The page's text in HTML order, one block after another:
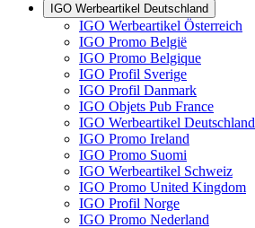
IGO Werbeartikel Deutschland
IGO Werbeartikel Österreich
IGO Promo België
IGO Promo Belgique
IGO Profil Sverige
IGO Profil Danmark
IGO Objets Pub France
IGO Werbeartikel Deutschland
IGO Promo Ireland
IGO Promo Suomi
IGO Werbeartikel Schweiz
IGO Promo United Kingdom
IGO Profil Norge
IGO Promo Nederland